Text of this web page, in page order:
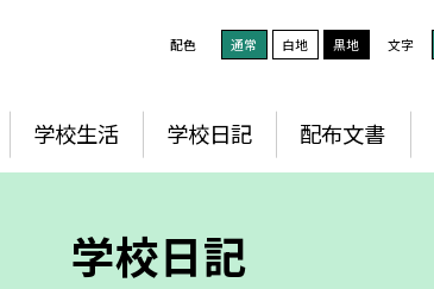
配色 通常 白地 黒地 文字
学校生活 学校日記 配布文書
学校日記